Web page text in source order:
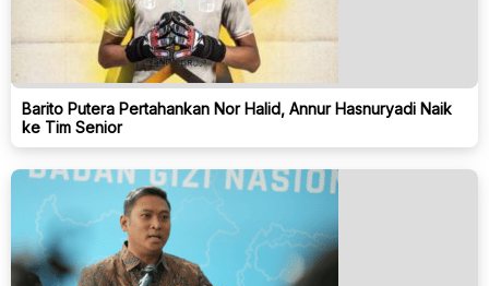
Barito Putera Pertahankan Nor Halid, Annur Hasnuryadi Naik
ke Tim Senior